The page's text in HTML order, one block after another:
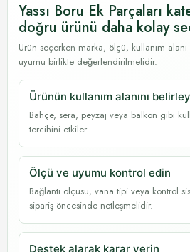
Yassı Boru Ek Parçaları
doğru ürünü daha kolay
Ürün seçerken marka, ölçü, kullanım
uyumu birlikte değerlendirilmelidir.
Ürünün kullanım alanını
Bahçe, sera, peyzaj veya balkon gibi
tercihini etkiler.
Ölçü ve uyumu kontrol edin
Bağlantı ölçüsü, vana tipi veya kontrol
sipariş öncesinde netleşmelidir.
Destek alarak karar verin